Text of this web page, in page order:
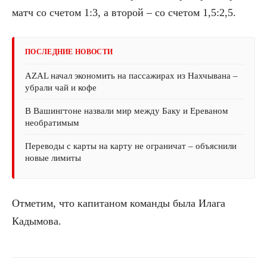
матч со счетом 1:3, а второй – со счетом 1,5:2,5.
ПОСЛЕДНИЕ НОВОСТИ
AZAL начал экономить на пассажирах из Нахчывана –
убрали чай и кофе
В Вашингтоне назвали мир между Баку и Ереваном
необратимым
Переводы с карты на карту не ограничат – объяснили
новые лимиты
Отметим, что капитаном команды была Илага
Кадымова.